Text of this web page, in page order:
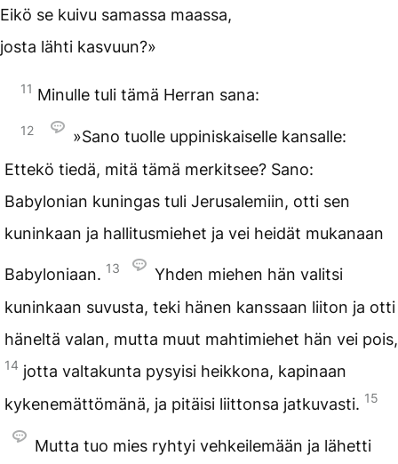
Eikö se kuivu samassa maassa,
josta lähti kasvuun?»
11 Minulle tuli tämä Herran sana:
12
»Sano tuolle uppiniskaiselle kansalle:
Ettekö tiedä, mitä tämä merkitsee? Sano:
Babylonian kuningas tuli Jerusalemiin, otti sen
kuninkaan ja hallitusmiehet ja vei heidät mukanaan
Babyloniaan. 13
Yhden miehen hän valitsi
kuninkaan suvusta, teki hänen kanssaan liiton ja otti
häneltä valan, mutta muut mahtimiehet hän vei pois,
14 jotta valtakunta pysyisi heikkona, kapinaan
kykenemättömänä, ja pitäisi liittonsa jatkuvasti. 15
Mutta tuo mies ryhtyi vehkeilemään ja lähetti